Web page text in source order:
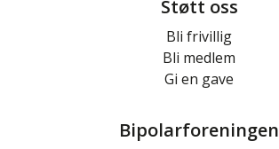
Støtt oss
Bli frivillig
Bli medlem
Gi en gave
Bipolarforeningen